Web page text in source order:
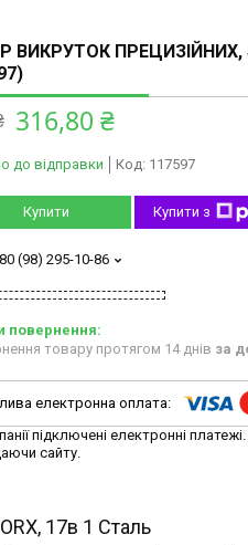
ВИКРУТОК ПРЕЦИЗІЙНИХ,
316,80 ₴
до відправки Код: 117597
Купити Купити з
(98) 295-10-86
товару протягом 14 днів за
підключені електронні
сайту.
17в 1 Сталь